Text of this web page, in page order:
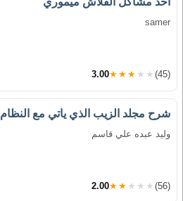
samer
3.00★★★★★ (45)
شرح مجلد الزيب الذي ياتي مع النظام
وليد عبده علي قاسم
2.00★★★★★ (56)